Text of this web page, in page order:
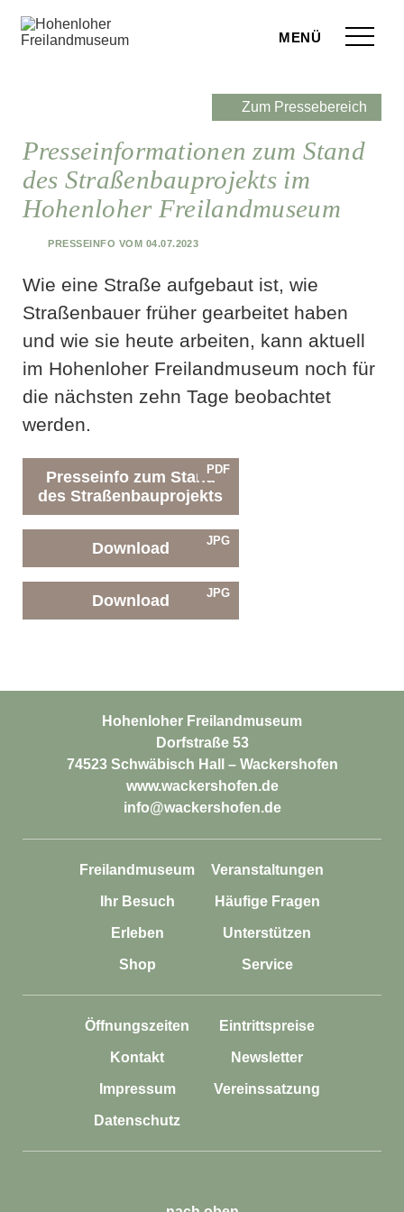
Menü
Besuch
Fragen
Zum Pressebereich
Presseinformationen zum Stand
des Straßenbauprojekts im
Hohenloher Freilandmuseum
Presseinfo vom 04.07.2023
Wie eine Straße aufgebaut ist, wie
Straßenbauer früher gearbeitet haben
und wie sie heute arbeiten, kann aktuell
im Hohenloher Freilandmuseum noch für
die nächsten zehn Tage beobachtet
werden.
Presseinfo zum Stand
des Straßenbauprojekts
PDF
Download JPG
Download JPG
Hohenloher Freilandmuseum
Dorfstraße 53
74523 Schwäbisch Hall – Wackershofen
www.wackershofen.de
info@wackershofen.de
Freilandmuseum Veranstaltungen
Ihr Besuch Häufige Fragen
Erleben Unterstützen
Shop Service
Öffnungszeiten Eintrittspreise
Kontakt Newsletter
Impressum Vereinssatzung
Datenschutz